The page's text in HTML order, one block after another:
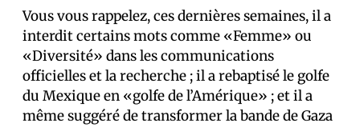
Vous vous rappelez, ces dernières semaines, il a
interdit certains mots comme «Femme» ou
«Diversité» dans les communications
officielles et la recherche ; il a rebaptisé le golfe
du Mexique en «golfe de l’Amérique» ; et il a
même suggéré de transformer la bande de Gaza